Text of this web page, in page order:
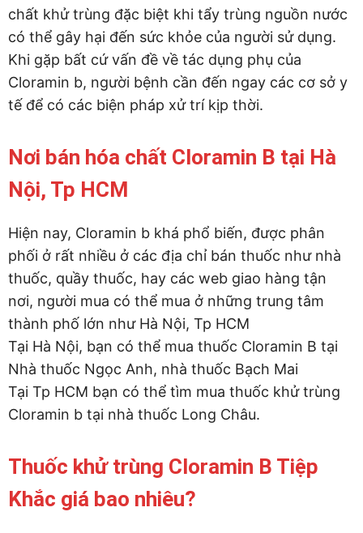
chất khử trùng đặc biệt khi tẩy trùng nguồn nước
có thể gây hại đến sức khỏe của người sử dụng.
Khi gặp bất cứ vấn đề về tác dụng phụ của
Cloramin b, người bệnh cần đến ngay các cơ sở y
tế để có các biện pháp xử trí kịp thời.
Nơi bán hóa chất Cloramin B tại Hà
Nội, Tp HCM
Hiện nay, Cloramin b khá phổ biến, được phân
phối ở rất nhiều ở các địa chỉ bán thuốc như nhà
thuốc, quầy thuốc, hay các web giao hàng tận
nơi, người mua có thể mua ở những trung tâm
thành phố lớn như Hà Nội, Tp HCM
Tại Hà Nội, bạn có thể mua thuốc Cloramin B tại
Nhà thuốc Ngọc Anh, nhà thuốc Bạch Mai
Tại Tp HCM bạn có thể tìm mua thuốc khử trùng
Cloramin b tại nhà thuốc Long Châu.
Thuốc khử trùng Cloramin B Tiệp
Khắc giá bao nhiêu?